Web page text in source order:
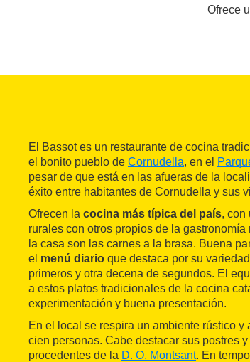
Ofrece
El Bassot es un restaurante de cocina
el bonito pueblo de Cornudella, en el
pesar de que está en las afueras de la
éxito entre habitantes de Cornudella y sus
Ofrecen la cocina más típica del país, con
rurales con otros propios de la
la casa son las carnes a la brasa. Buena
el menú diario que destaca por su
primeros y otra decena de segundos. El
a estos platos tradicionales de la cocina
experimentación y buena presentación.
En el local se respira un ambiente rústico
cien personas. Cabe destacar sus postres
procedentes de la D. O. Montsant. En